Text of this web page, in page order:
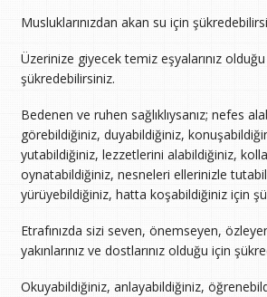
Musluklarınızdan akan su için
Üzerinize giyecek temiz eşyalarınız
şükredebilirsiniz.
Bedenen ve ruhen sağlıklıysanız; nefes
görebildiğiniz, duyabildiğiniz,
yutabildiğiniz, lezzetlerini alabildiğiniz,
oynatabildiğiniz, nesneleri ellerinizle
yürüyebildiğiniz, hatta koşabildiğiniz için
Etrafınızda sizi seven, önemseyen,
yakınlarınız ve dostlarınız olduğu için
Okuyabildiğiniz, anlayabildiğiniz,